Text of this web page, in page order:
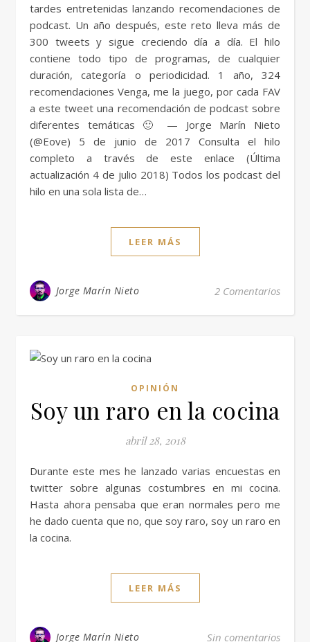
tardes entretenidas lanzando recomendaciones de
podcast. Un año después, este reto lleva más de
300 tweets y sigue creciendo día a día. El hilo
contiene todo tipo de programas, de cualquier
duración, categoría o periodicidad. 1 año, 324
recomendaciones Venga, me la juego, por cada FAV
a este tweet una recomendación de podcast sobre
diferentes temáticas 🙂 — Jorge Marín Nieto
(@Eove) 5 de junio de 2017 Consulta el hilo
completo a través de este enlace (Última
actualización 4 de julio 2018) Todos los podcast del
hilo en una sola lista de…
LEER MÁS
Jorge Marín Nieto 2 Comentarios
OPINIÓN
Soy un raro en la cocina
abril 28, 2018
Durante este mes he lanzado varias encuestas en
twitter sobre algunas costumbres en mi cocina.
Hasta ahora pensaba que eran normales pero me
he dado cuenta que no, que soy raro, soy un raro en
la cocina.
LEER MÁS
Jorge Marín Nieto Sin comentarios